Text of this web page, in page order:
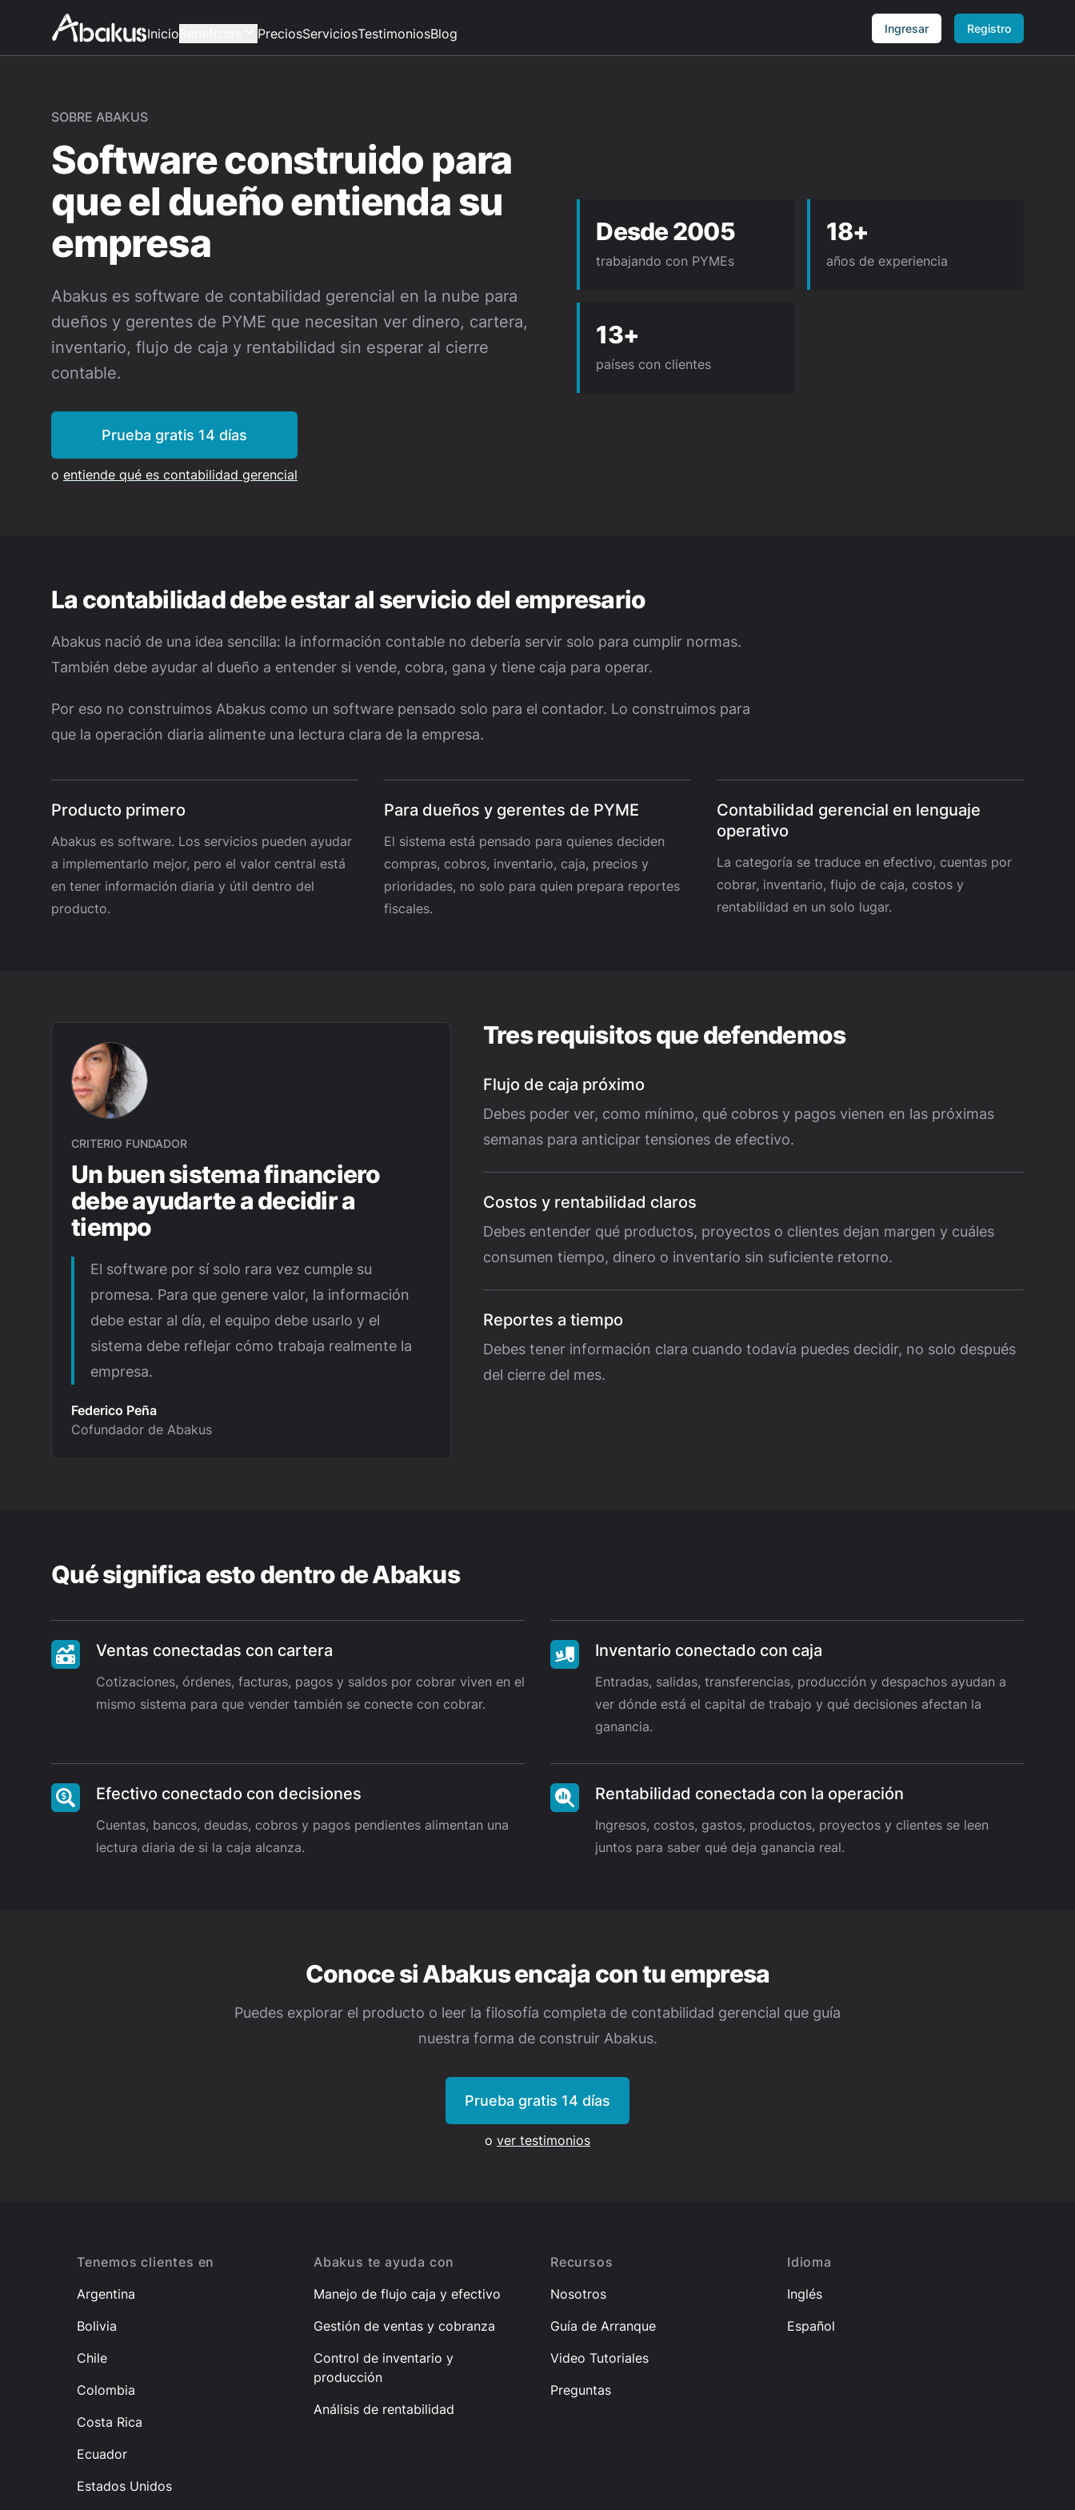
Inicio PreciosServiciosTestimoniosBlog Ingresar Registro
SOBRE ABAKUS
Software construido para
que el dueño entienda su
empresa
Abakus es software de contabilidad gerencial en la nube para
dueños y gerentes de PYME que necesitan ver dinero, cartera,
inventario, flujo de caja y rentabilidad sin esperar al cierre
contable.
Prueba gratis 14 días
o entiende qué es contabilidad gerencial
Desde 2005
trabajando con PYMEs
18+
años de experiencia
13+
países con clientes
La contabilidad debe estar al servicio del empresario
Abakus nació de una idea sencilla: la información contable no debería servir solo para cumplir normas.
También debe ayudar al dueño a entender si vende, cobra, gana y tiene caja para operar.
Por eso no construimos Abakus como un software pensado solo para el contador. Lo construimos para
que la operación diaria alimente una lectura clara de la empresa.
Producto primero
Abakus es software. Los servicios pueden ayudar
a implementarlo mejor, pero el valor central está
en tener información diaria y útil dentro del
producto.
Para dueños y gerentes de PYME
El sistema está pensado para quienes deciden
compras, cobros, inventario, caja, precios y
prioridades, no solo para quien prepara reportes
fiscales.
Contabilidad gerencial en lenguaje
operativo
La categoría se traduce en efectivo, cuentas por
cobrar, inventario, flujo de caja, costos y
rentabilidad en un solo lugar.
CRITERIO FUNDADOR
Un buen sistema financiero
debe ayudarte a decidir a
tiempo
El software por sí solo rara vez cumple su
promesa. Para que genere valor, la información
debe estar al día, el equipo debe usarlo y el
sistema debe reflejar cómo trabaja realmente la
empresa.
Federico Peña
Cofundador de Abakus
Tres requisitos que defendemos
Flujo de caja próximo
Debes poder ver, como mínimo, qué cobros y pagos vienen en las próximas
semanas para anticipar tensiones de efectivo.
Costos y rentabilidad claros
Debes entender qué productos, proyectos o clientes dejan margen y cuáles
consumen tiempo, dinero o inventario sin suficiente retorno.
Reportes a tiempo
Debes tener información clara cuando todavía puedes decidir, no solo después
del cierre del mes.
Qué significa esto dentro de Abakus
Ventas conectadas con cartera
Cotizaciones, órdenes, facturas, pagos y saldos por cobrar viven en el
mismo sistema para que vender también se conecte con cobrar.
Inventario conectado con caja
Entradas, salidas, transferencias, producción y despachos ayudan a
ver dónde está el capital de trabajo y qué decisiones afectan la
ganancia.
Efectivo conectado con decisiones
Cuentas, bancos, deudas, cobros y pagos pendientes alimentan una
lectura diaria de si la caja alcanza.
Rentabilidad conectada con la operación
Ingresos, costos, gastos, productos, proyectos y clientes se leen
juntos para saber qué deja ganancia real.
Conoce si Abakus encaja con tu empresa
Puedes explorar el producto o leer la filosofía completa de contabilidad gerencial que guía
nuestra forma de construir Abakus.
Prueba gratis 14 días
o ver testimonios
Tenemos clientes en
Argentina
Bolivia
Chile
Colombia
Costa Rica
Ecuador
Estados Unidos
Abakus te ayuda con
Manejo de flujo caja y efectivo
Gestión de ventas y cobranza
Control de inventario y
producción
Análisis de rentabilidad
Recursos
Nosotros
Guía de Arranque
Video Tutoriales
Preguntas
Idioma
Inglés
Español